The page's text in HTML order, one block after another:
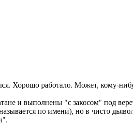
Хорошо работало. Может, кому-
и выполнены "с закосом" под
по имени), но в чисто